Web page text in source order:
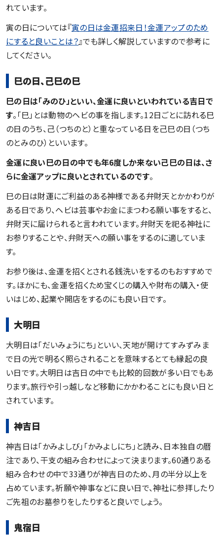
れています。
寅の日については『寅の日は金運招来日！金運アップのため
にすると良いことは？』でも詳しく解説していますので参考に
してください。
巳の日、己巳の巳
巳の日は「みのひ」といい、金運に良いといわれている吉日で
す。「巳」とは動物のヘビの事を指します。12日ごとに訪れる巳
の日のうち、己（つちのと）と重なっている日を己巳の日（つち
のとみのひ）といいます。
金運に良い巳の日の中でも年6度しか来ない己巳の日は、さ
らに金運アップに良いとされているのです。
巳の日は財運にご利益のある神様である弁財天とかかわりが
ある日であり、ヘビは芸事やお金にまつわる願い事をすると、
弁財天に届けられると言われています。弁財天を祀る神社に
お参りすることや、弁財天への願い事をするのに適していま
す。
お参り後は、金運を招くとされる銭洗いをするのもおすすめで
す。ほかにも、金運を招くため宝くじの購入や財布の購入・使
いはじめ、起業や開店をするのにも良い日です。
大明日
大明日は「だいみょうにち」といい、天地が開けてすみずみま
で日の光で明るく照らされることを意味するとても縁起の良
い日です。大明日は吉日の中でも比較的回数が多い日でもあ
ります。旅行や引っ越しなど移動にかかわることにも良い日と
されています。
神吉日
神吉日は「かみよしび」「かみよしにち」と読み、日本独自の暦
注であり、干支の組み合わせによって決まります。60通りある
組み合わせの中で33通りが神吉日のため、月の半分以上を
占めています。祈願や神事などに良い日で、神社に参拝したり
ご先祖のお墓参りをしたりすると良いでしょう。
鬼宿日